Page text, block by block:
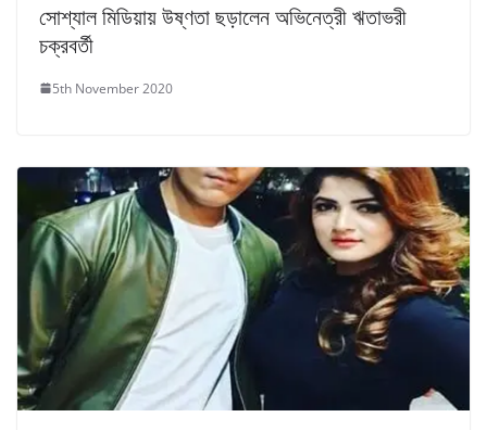
সোশ্যাল মিডিয়ায় উষ্ণতা ছড়ালেন অভিনেত্রী ঋতাভরী
চক্রবর্তী
5th November 2020